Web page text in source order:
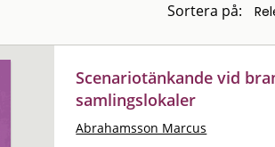
Sortera på:
Scenariotänkande vid
samlingslokaler
Abrahamsson Marcus